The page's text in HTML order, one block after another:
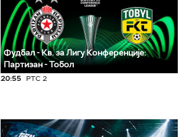
Фудбал - Кв. за Лигу Конференције:
Партизан - Тобол
20:55 РТС 2